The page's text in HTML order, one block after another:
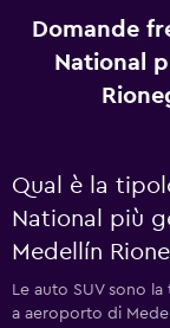
Domande
National
Qual è la
National più
Medellín
Le auto SUV sono
a aeroporto di